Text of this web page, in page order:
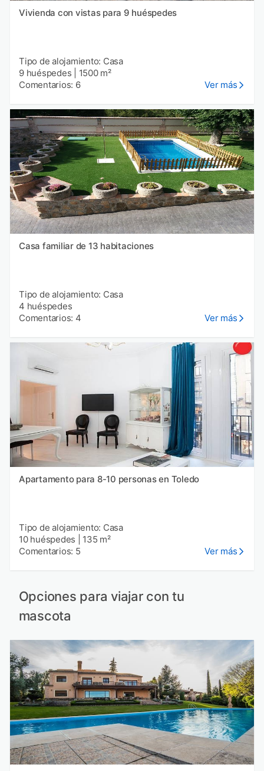
Vivienda con vistas para 9 huéspedes
Tipo de alojamiento: Casa
9 huéspedes
1500 m²
Comentarios: 6
Ver más
Casa familiar de 13 habitaciones
Tipo de alojamiento: Casa
4 huéspedes
Comentarios: 4
Ver más
Apartamento para 8-10 personas en Toledo
Tipo de alojamiento: Casa
10 huéspedes
135 m²
Comentarios: 5
Ver más
Opciones para viajar con tu
mascota